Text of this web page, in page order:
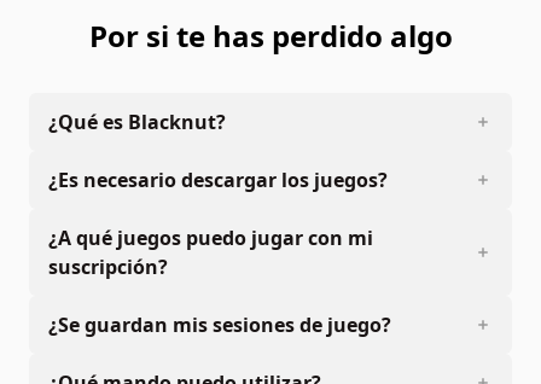
Por si te has perdido algo
¿Qué es Blacknut?
¿Es necesario descargar los juegos?
¿A qué juegos puedo jugar con mi
suscripción?
¿Se guardan mis sesiones de juego?